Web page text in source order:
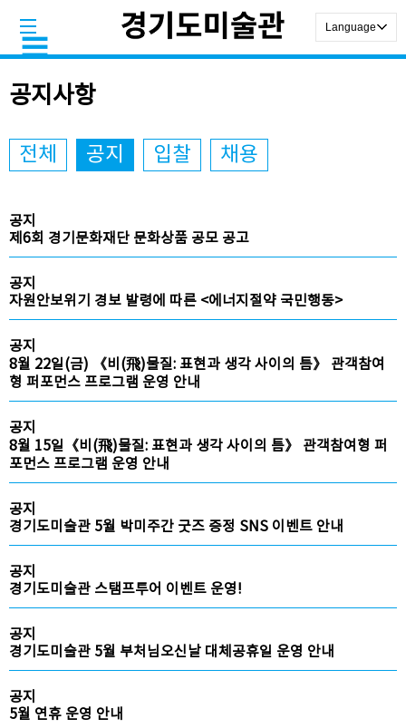
공지사항
전체 공지 입찰 채용
공지
제6회 경기문화재단 문화상품 공모 공고
공지
자원안보위기 경보 발령에 따른 <에너지절약 국민행동>
공지
8월 22일(금) 《비(飛)물질: 표현과 생각 사이의 틈》 관객참여
형 퍼포먼스 프로그램 운영 안내
공지
8월 15일《비(飛)물질: 표현과 생각 사이의 틈》 관객참여형 퍼
포먼스 프로그램 운영 안내
공지
경기도미술관 5월 박미주간 굿즈 증정 SNS 이벤트 안내
공지
경기도미술관 스탬프투어 이벤트 운영!
공지
경기도미술관 5월 부처님오신날 대체공휴일 운영 안내
공지
5월 연휴 운영 안내